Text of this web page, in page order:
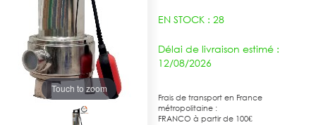
Touch to zoom
EN STOCK : 28
Délai de livraison estimé :
12/08/2026
Frais de transport en France
métropolitaine :
FRANCO à partir de 100€